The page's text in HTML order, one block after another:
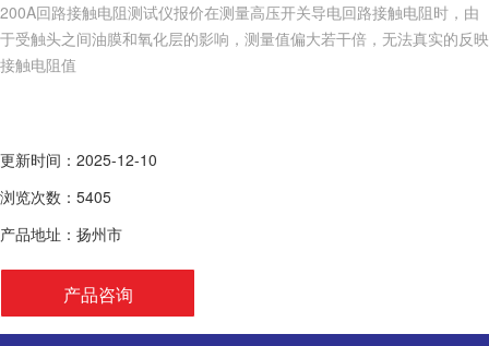
200A回路接触电阻测试仪报价在测量高压开关导电回路接触电阻时，由
于受触头之间油膜和氧化层的影响，测量值偏大若干倍，无法真实的反映
接触电阻值
更新时间：2025-12-10
浏览次数：5405
产品地址：扬州市
产品咨询